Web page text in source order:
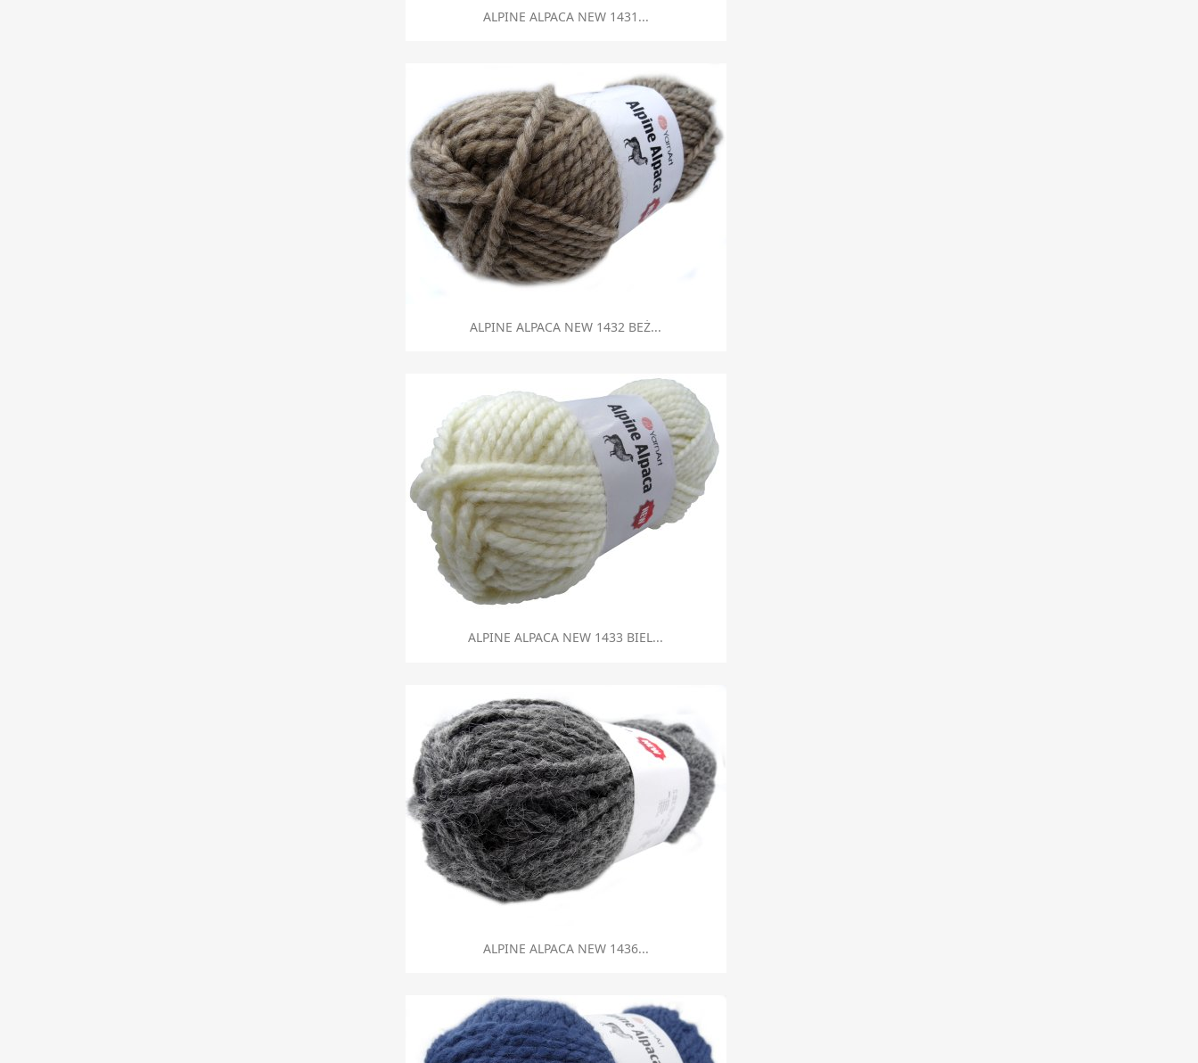
Szybki podgląd
ALPINE ALPACA NEW 1431...
Szybki podgląd
ALPINE ALPACA NEW 1432 BEŻ...
Szybki podgląd
ALPINE ALPACA NEW 1433 BIEL...
Szybki podgląd
ALPINE ALPACA NEW 1436...